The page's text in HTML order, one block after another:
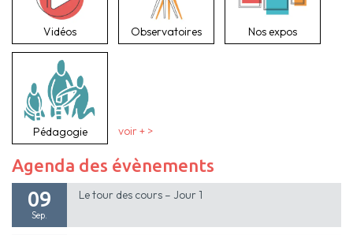
Vidéos Observatoires Nos expos
Pédagogie voir + >
Agenda des évènements
09
Sep.
Le tour des cours – Jour 1